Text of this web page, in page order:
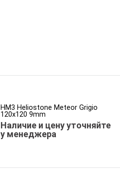
HM3 Heliostone Meteor Grigio
120x120 9mm
Наличие и цену уточняйте
у менеджера